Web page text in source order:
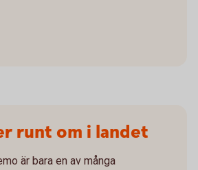
runt om i landet
är bara en av många